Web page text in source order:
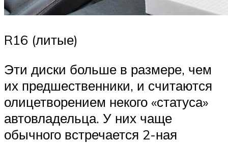
R16 (литые)
Эти диски больше в размере, чем
их предшественники, и считаются
олицетворением некого «статуса»
автовладельца. У них чаще
обычного встречается 2-ная